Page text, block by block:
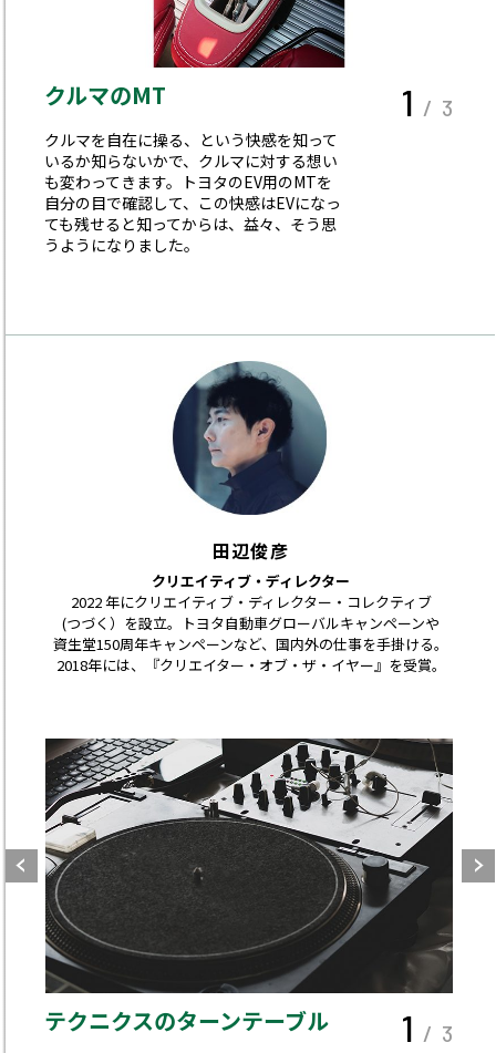
1 / 3
クルマのMT
クルマを自在に操る、という快感を知って
いるか知らないかで、クルマに対する想い
も変わってきます。トヨタのEV用のMTを
自分の目で確認して、この快感はEVになっ
ても残せると知ってからは、益々、そう思
うようになりました。
田辺俊彦
クリエイティブ・ディレクター
2022 年にクリエイティブ・ディレクター・コレクティブ
(つづく）を設立。トヨタ自動車グローバルキャンペーンや
資生堂150周年キャンペーンなど、国内外の仕事を手掛ける。
2018年には、『クリエイター・オブ・ザ・イヤー』を受賞。
1 / 3
テクニクスのターンテーブル